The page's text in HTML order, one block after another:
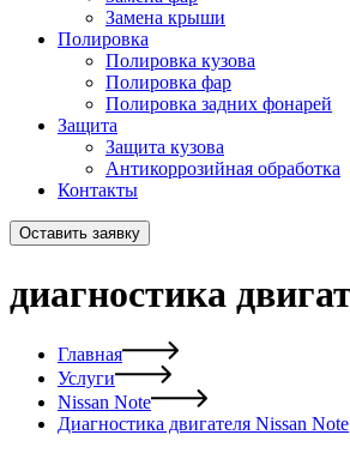
Замена крыши
Полировка
Полировка кузова
Полировка фар
Полировка задних фонарей
Защита
Защита кузова
Антикоррозийная обработка
Контакты
Оставить заявку
диагностика
Главная
Услуги
Nissan Note
Диагностика двигателя Nissan Note